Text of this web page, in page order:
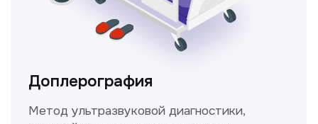
и индивидуальный план лечения
вашего здоровья.